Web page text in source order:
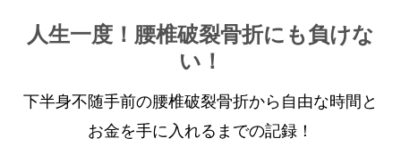
人生一度！腰椎破裂骨折にも負けな
い！
下半身不随手前の腰椎破裂骨折から自由な時間と
お金を手に入れるまでの記録！